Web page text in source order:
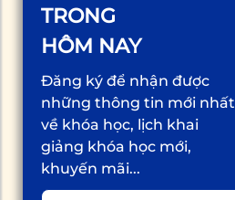
TRONG
HÔM NAY
Đăng ký để nhận được
những thông tin mới nhất
về khóa học, lịch khai
giảng khóa học mới,
khuyến mãi...